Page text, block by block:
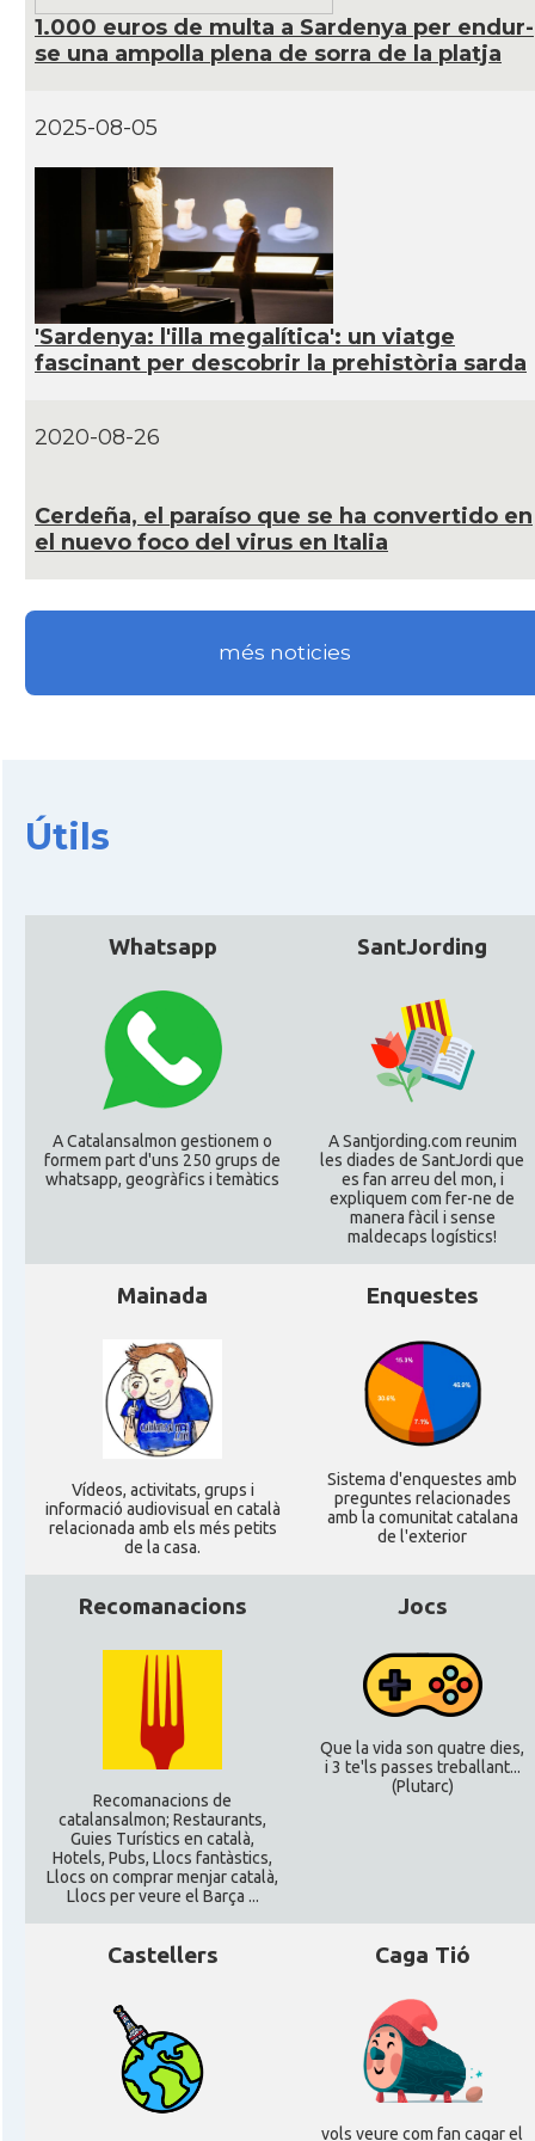
Consolat Consolat general a Milano
Consolat
Consolat
Ambaixada Ambaixada espanyola a Itàlia
* + ambaixades i consolats
1.000 euros de multa a Sardenya per endur-
se una ampolla plena de sorra de la platja
2025-08-05
'Sardenya: l'illa megalítica': un viatge
fascinant per descobrir la prehistòria sarda
2020-08-26
Cerdeña, el paraí­so que se ha convertido en
el nuevo foco del virus en Italia
més noticies
Útils
Whatsapp
A Catalansalmon gestionem o
formem part d'uns 250 grups de
whatsapp, geogràfics i temàtics
SantJording
A Santjording.com reunim
les diades de SantJordi que
es fan arreu del mon, i
expliquem com fer-ne de
manera fàcil i sense
maldecaps logí­stics!
Mainada
Ví­deos, activitats, grups i
informació audiovisual en català
relacionada amb els més petits
de la casa.
Enquestes
Sistema d'enquestes amb
preguntes relacionades
amb la comunitat catalana
de l'exterior
Recomanacions
Recomanacions de
catalansalmon; Restaurants,
Guies Turístics en català,
Hotels, Pubs, Llocs fantàstics,
Llocs on comprar menjar català,
Llocs per veure el Barça ...
Jocs
Que la vida son quatre dies,
i 3 te'ls passes treballant...
(Plutarc)
Castellers Caga Tió
vols veure com fan cagar el